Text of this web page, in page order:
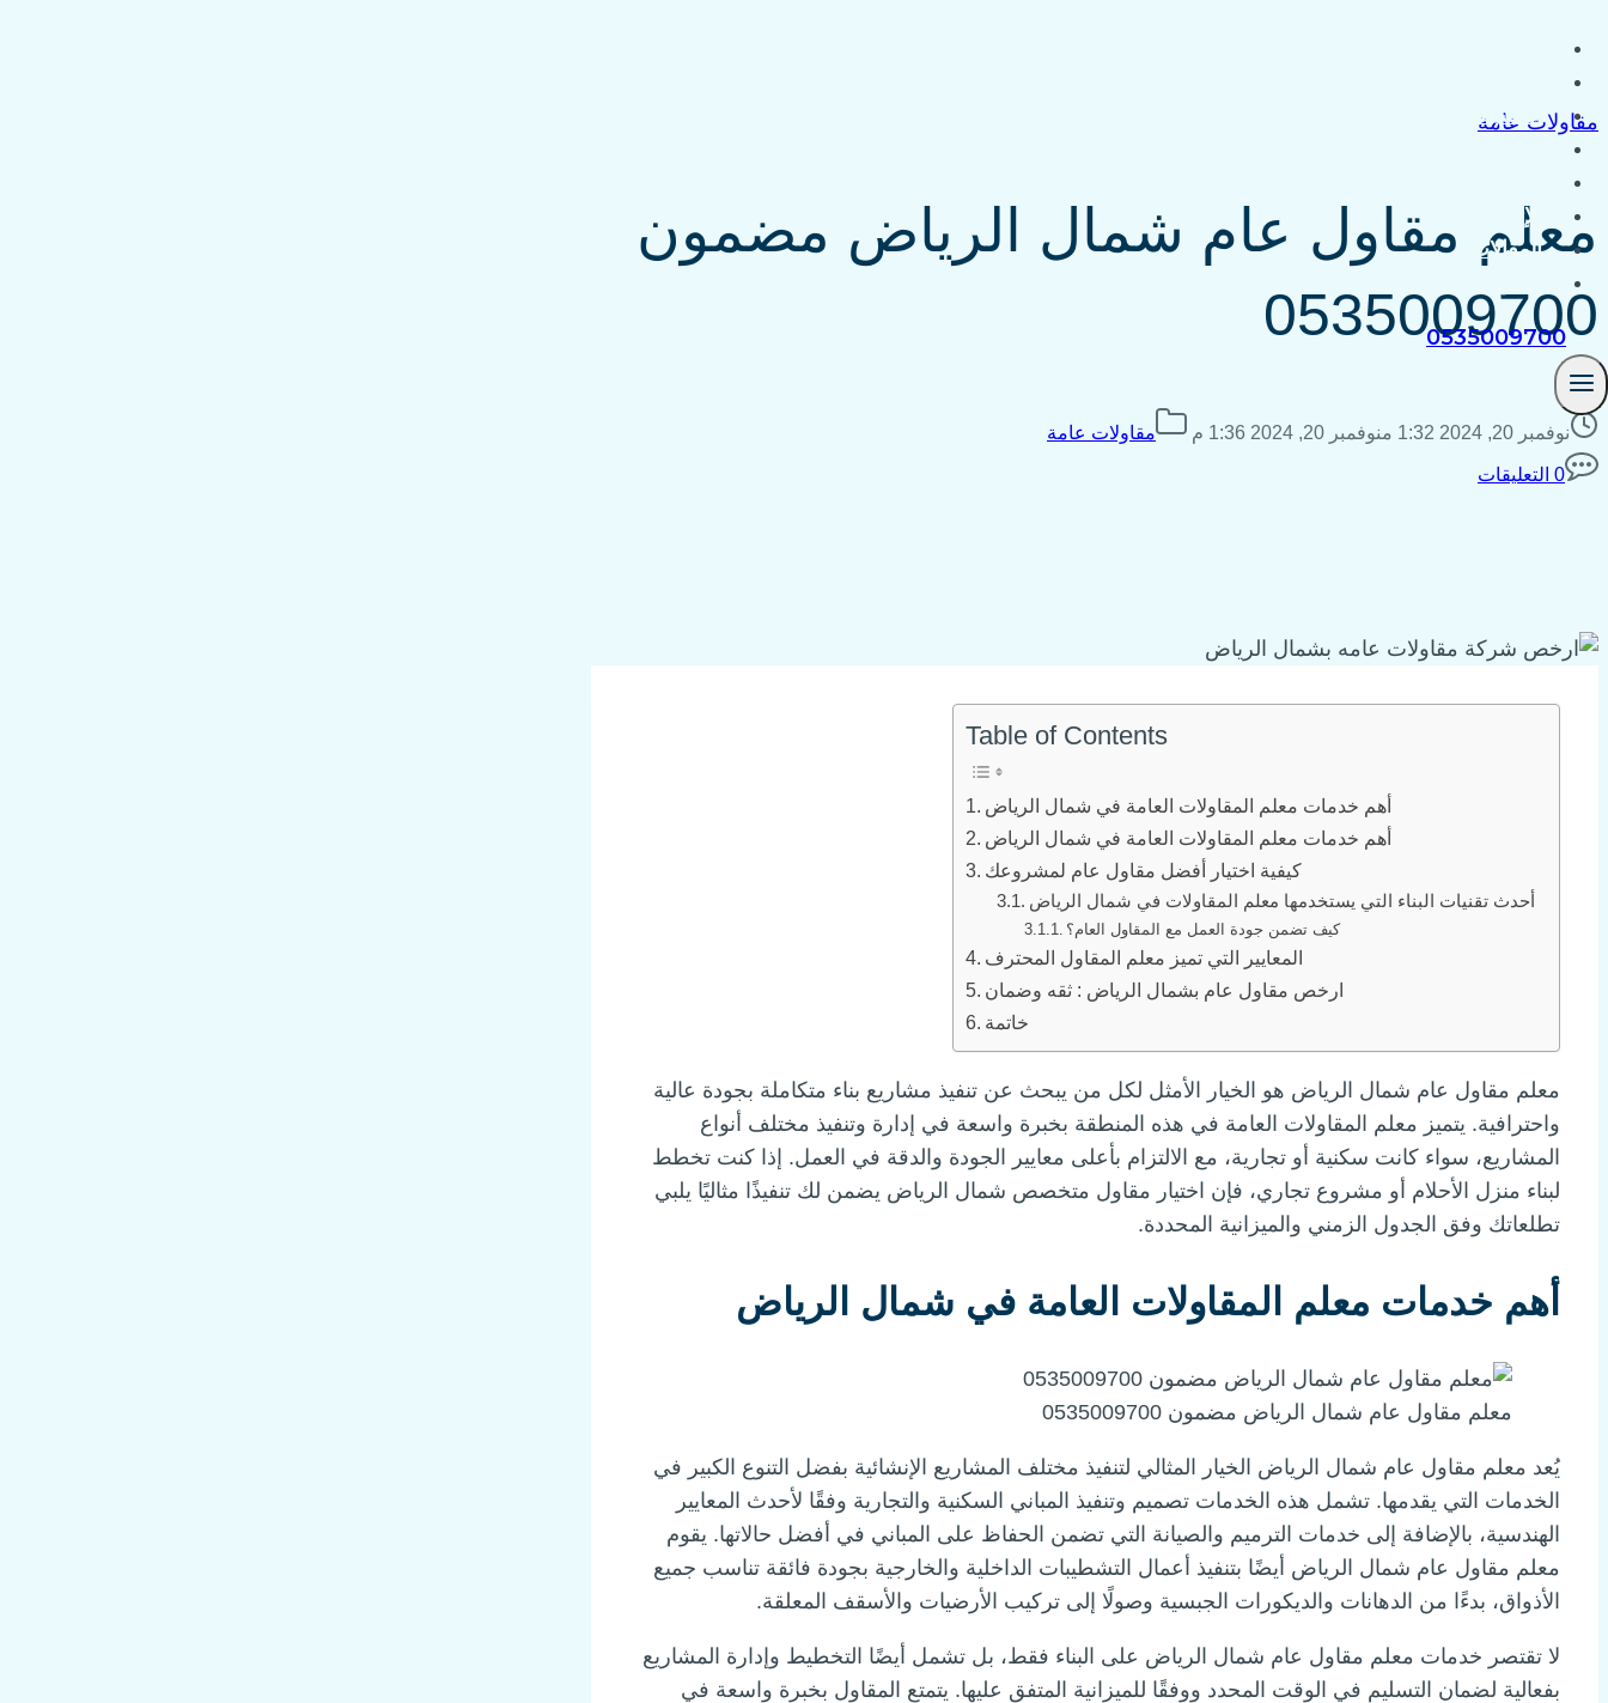
إلى
المحتوى
المشبات
الإتصال بنا
المقالات
0535009700
مقاولات عامة
معلم مقاول عام شمال الرياض مضمون
0535009700
نوفمبر 20, 2024 1:32 م نوفمبر 20, 2024 1:36 م مقاولات عامة
0 التعليقات
Table of Contents
أهم خدمات معلم المقاولات العامة في شمال الرياض
أهم خدمات معلم المقاولات العامة في شمال الرياض
كيفية اختيار أفضل مقاول عام لمشروعك
أحدث تقنيات البناء التي يستخدمها معلم المقاولات في شمال الرياض
كيف تضمن جودة العمل مع المقاول العام؟
المعايير التي تميز معلم المقاول المحترف
ارخص مقاول عام بشمال الرياض : ثقه وضمان
خاتمة
معلم مقاول عام شمال الرياض هو الخيار الأمثل لكل من يبحث عن تنفيذ مشاريع بناء متكاملة بجودة عالية
واحترافية. يتميز معلم المقاولات العامة في هذه المنطقة بخبرة واسعة في إدارة وتنفيذ مختلف أنواع
المشاريع، سواء كانت سكنية أو تجارية، مع الالتزام بأعلى معايير الجودة والدقة في العمل. إذا كنت تخطط
لبناء منزل الأحلام أو مشروع تجاري، فإن اختيار مقاول متخصص شمال الرياض يضمن لك تنفيذًا مثاليًا يلبي
تطلعاتك وفق الجدول الزمني والميزانية المحددة.
أهم خدمات معلم المقاولات العامة في شمال الرياض
معلم مقاول عام شمال الرياض مضمون 0535009700
يُعد معلم مقاول عام شمال الرياض الخيار المثالي لتنفيذ مختلف المشاريع الإنشائية بفضل التنوع الكبير في
الخدمات التي يقدمها. تشمل هذه الخدمات تصميم وتنفيذ المباني السكنية والتجارية وفقًا لأحدث المعايير
الهندسية، بالإضافة إلى خدمات الترميم والصيانة التي تضمن الحفاظ على المباني في أفضل حالاتها. يقوم
معلم مقاول عام شمال الرياض أيضًا بتنفيذ أعمال التشطيبات الداخلية والخارجية بجودة فائقة تناسب جميع
الأذواق، بدءًا من الدهانات والديكورات الجبسية وصولًا إلى تركيب الأرضيات والأسقف المعلقة.
لا تقتصر خدمات معلم مقاول عام شمال الرياض على البناء فقط، بل تشمل أيضًا التخطيط وإدارة المشاريع
بفعالية لضمان التسليم في الوقت المحدد ووفقًا للميزانية المتفق عليها. يتمتع المقاول بخبرة واسعة في